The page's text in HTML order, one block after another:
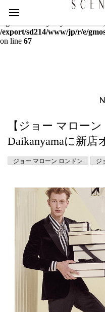
Warning
: mcrypt_decrypt():
/export/sd214/www/jp/r/e/
on line 67
【ジョー マロー
Daikanyamaに新店
ジョー マローン ロンドン ジ